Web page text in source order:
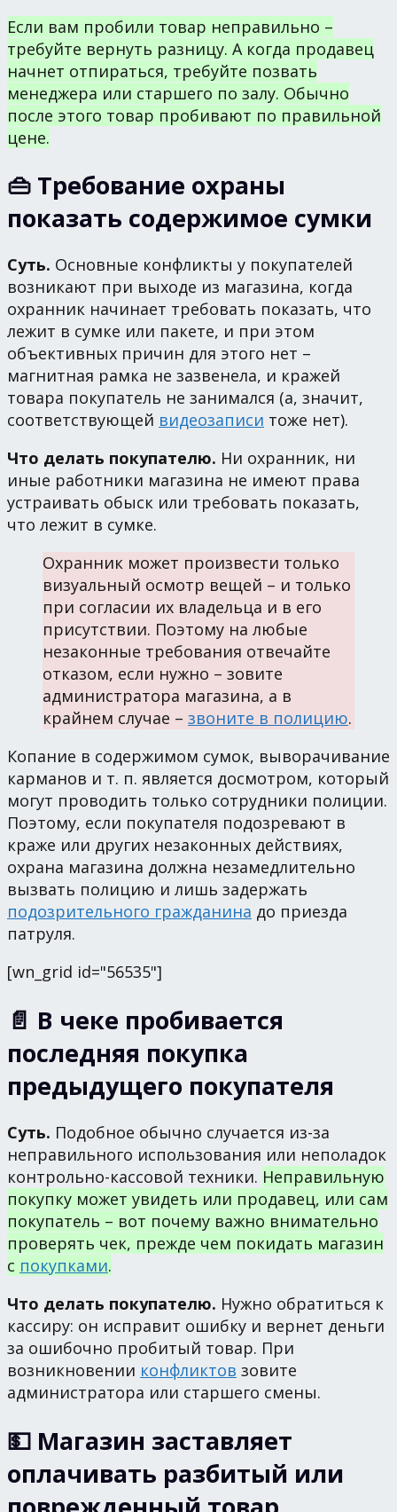
Если вам пробили товар неправильно –
требуйте вернуть разницу. А когда продавец
начнет отпираться, требуйте позвать
менеджера или старшего по залу. Обычно
после этого товар пробивают по правильной
цене.
👜 Требование охраны
показать содержимое сумки
Суть. Основные конфликты у покупателей
возникают при выходе из магазина, когда
охранник начинает требовать показать, что
лежит в сумке или пакете, и при этом
объективных причин для этого нет –
магнитная рамка не зазвенела, и кражей
товара покупатель не занимался (а, значит,
соответствующей видеозаписи тоже нет).
Что делать покупателю. Ни охранник, ни
иные работники магазина не имеют права
устраивать обыск или требовать показать,
что лежит в сумке.
Охранник может произвести только
визуальный осмотр вещей – и только
при согласии их владельца и в его
присутствии. Поэтому на любые
незаконные требования отвечайте
отказом, если нужно – зовите
администратора магазина, а в
крайнем случае – звоните в полицию.
Копание в содержимом сумок, выворачивание
карманов и т. п. является досмотром, который
могут проводить только сотрудники полиции.
Поэтому, если покупателя подозревают в
краже или других незаконных действиях,
охрана магазина должна незамедлительно
вызвать полицию и лишь задержать
подозрительного гражданина до приезда
патруля.
[wn_grid id="56535"]
📄 В чеке пробивается
последняя покупка
предыдущего покупателя
Суть. Подобное обычно случается из-за
неправильного использования или неполадок
контрольно-кассовой техники. Неправильную
покупку может увидеть или продавец, или сам
покупатель – вот почему важно внимательно
проверять чек, прежде чем покидать магазин
с покупками.
Что делать покупателю. Нужно обратиться к
кассиру: он исправит ошибку и вернет деньги
за ошибочно пробитый товар. При
возникновении конфликтов зовите
администратора или старшего смены.
💵 Магазин заставляет
оплачивать разбитый или